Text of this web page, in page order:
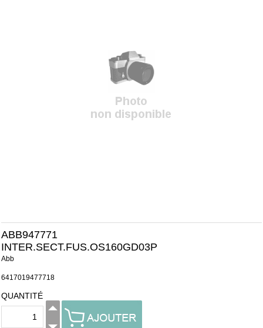
ABB947771
INTER.SECT.FUS.OS160GD03P
Abb
6417019477718
QUANTITÉ